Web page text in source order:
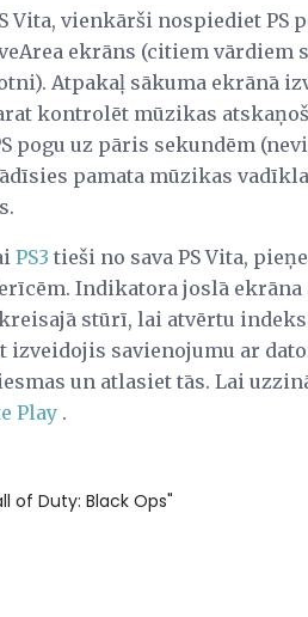
vienkārši nospiediet PS
ekrāns (citiem vārdiem
Atpakaļ sākuma ekrānā
kontrolēt mūzikas
pogu uz pāris sekundēm
pamata mūzikas
PS3 tieši no sava PS Vita,
Indikatora joslā ekrāna
stūrī, lai atvērtu
izveidojis savienojumu ar
un atlasiet tās. Lai
Play .
of Duty: Black Ops"